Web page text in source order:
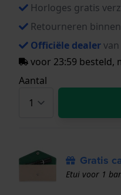
Horloges gratis
Retourneren
Officiële dealer
voor 23:59 besteld,
Aantal
Gratis
Etui voor 1